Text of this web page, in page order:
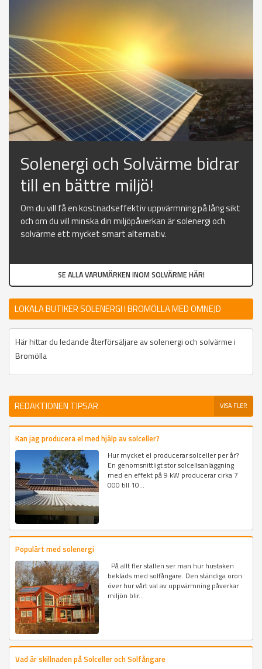
Solenergi och Solvärme bidrar
till en bättre miljö!
Om du vill få en kostnadseffektiv uppvärmning på lång sikt
och om du vill minska din miljöpåverkan är solenergi och
solvärme ett mycket smart alternativ.
SE ALLA VARUMÄRKEN INOM SOLVÄRME HÄR!
LOKALA BUTIKER SOLENERGI I BROMÖLLA MED OMNEJD
Här hittar du ledande återförsäljare av solenergi och solvärme i
Bromölla
REDAKTIONEN TIPSAR VISA FLER
Kan jag producera el med hjälp av solceller?
Hur mycket el producerar solceller per år?
En genomsnittligt stor solcellsanläggning
med en effekt på 9 kW producerar cirka 7
000 till 10...
Populärt med solenergi
På allt fler ställen ser man hur hustaken
bekläds med solfångare. Den ständiga oron
över hur vårt val av uppvärmning påverkar
miljön blir...
Vad är skillnaden på Solceller och Solfångare